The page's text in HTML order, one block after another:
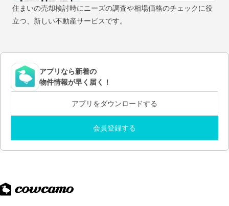
住まいの売却検討時にニーズの調査や相場価格のチェックに役
立つ、新しい不動産サービスです。
アプリなら新着の
物件情報が早く届く！
アプリをダウンロードする
会員登録する